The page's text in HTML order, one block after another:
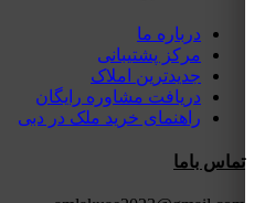
درباره ما
مرکز پشتیبانی
جدیدترین املاک
دریافت مشاوره رایگان
راهنمای خرید ملک در دبی
تماس باما